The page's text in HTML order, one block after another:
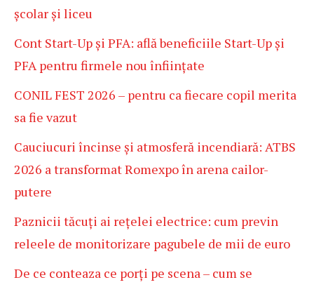
școlar și liceu
Cont Start-Up și PFA: află beneficiile Start-Up și
PFA pentru firmele nou înființate
CONIL FEST 2026 – pentru ca fiecare copil merita
sa fie vazut
Cauciucuri încinse și atmosferă incendiară: ATBS
2026 a transformat Romexpo în arena cailor-
putere
Paznicii tăcuți ai rețelei electrice: cum previn
releele de monitorizare pagubele de mii de euro
De ce conteaza ce porți pe scena – cum se